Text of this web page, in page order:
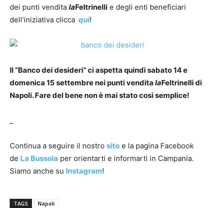
dei punti vendita laFeltrinelli e degli enti beneficiari
dell’iniziativa clicca qui!
Il “Banco dei desideri” ci aspetta quindi sabato 14 e
domenica 15 settembre nei punti vendita laFeltrinelli di
Napoli. Fare del bene non è mai stato così semplice!
Continua a seguire il nostro sito e la pagina Facebook
de La Bussola per orientarti e informarti in Campania.
Siamo anche su Instagram!
TAGS Napoli